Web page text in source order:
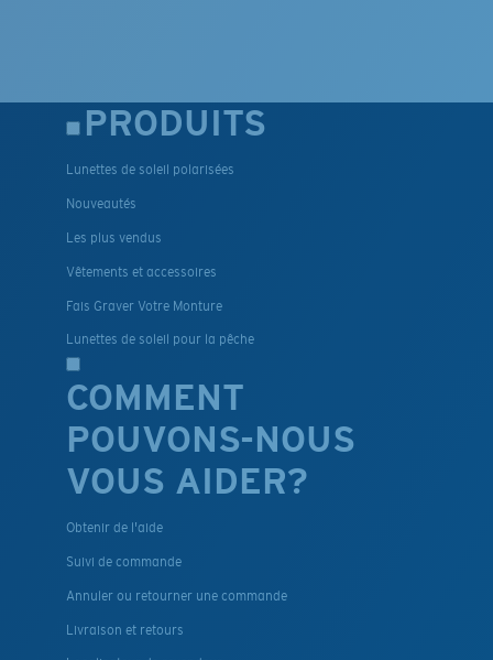
PRODUITS
Lunettes de soleil polarisées
Nouveautés
Les plus vendus
Vêtements et accessoires
Fais Graver Votre Monture
Lunettes de soleil pour la pêche
COMMENT
POUVONS-NOUS
VOUS AIDER?
Obtenir de l'aide
Suivi de commande
Annuler ou retourner une commande
Livraison et retours